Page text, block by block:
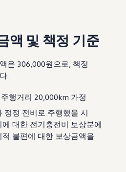
액 및 책정 기준
은 306,000원으로, 책정
.
행거리 20,000km 가정
정정 전비로 주행했을 시
대한 전기충전비 보상분에
적 불편에 대한 보상금액을